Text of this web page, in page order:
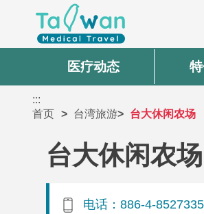
医疗动态
:::
首页
台湾旅游 台大休闲农场
台大休闲农场
电话：886-4-8527335